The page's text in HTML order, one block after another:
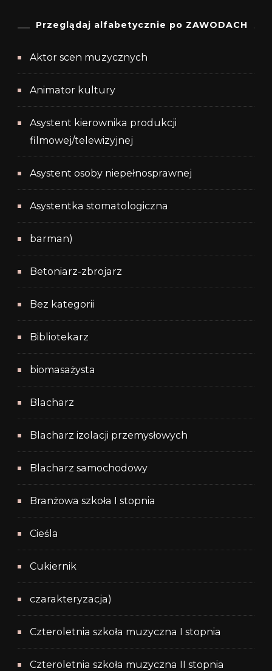
Przeglądaj alfabetycznie po ZAWODACH
Aktor scen muzycznych
Animator kultury
Asystent kierownika produkcji
filmowej/telewizyjnej
Asystent osoby niepełnosprawnej
Asystentka stomatologiczna
barman)
Betoniarz-zbrojarz
Bez kategorii
Bibliotekarz
biomasażysta
Blacharz
Blacharz izolacji przemysłowych
Blacharz samochodowy
Branżowa szkoła I stopnia
Cieśla
Cukiernik
czarakteryzacja)
Czteroletnia szkoła muzyczna I stopnia
Czteroletnia szkoła muzyczna II stopnia